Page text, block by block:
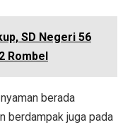
SD Negeri 56
Rombel
berada
berdampak juga pada